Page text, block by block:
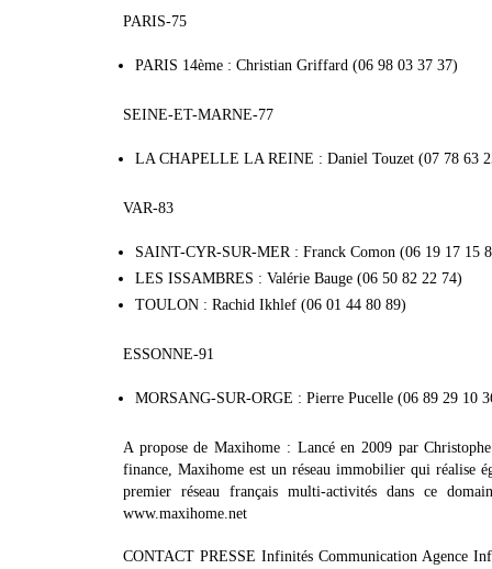
PARIS-75
PARIS 14ème : Christian Griffard (06 98 03 37 37)
SEINE-ET-MARNE-77
LA CHAPELLE LA REINE : Daniel Touzet (07 78 63
VAR-83
SAINT-CYR-SUR-MER : Franck Comon (06 19 17 15
LES ISSAMBRES : Valérie Bauge (06 50 82 22 74)
TOULON : Rachid Ikhlef (06 01 44 80 89)
ESSONNE-91
MORSANG-SUR-ORGE : Pierre Pucelle (06 89 29 10
A propose de Maxihome : Lancé en 2009 par
finance, Maxihome est un réseau immobilier qui réalise
premier réseau français multi-activités dans ce
www.maxihome.net
CONTACT PRESSE Infinités Communication Agence